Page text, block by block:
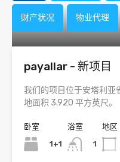
财产状况 物业代理
payallar - 新项目
我们的项目位于安塔利亚
地面积 3.920 平方英尺。
卧室
1+1
浴室
1
地区